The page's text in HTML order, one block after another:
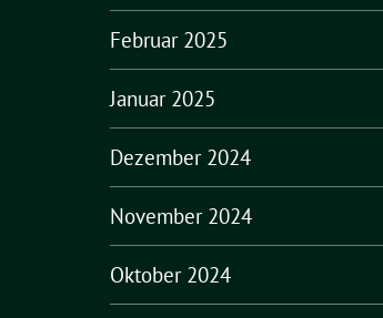
Februar 2025
Januar 2025
Dezember 2024
November 2024
Oktober 2024